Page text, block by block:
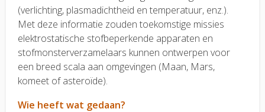
(verlichting, plasmadichtheid en temperatuur, enz.).
Met deze informatie zouden toekomstige missies
elektrostatische stofbeperkende apparaten en
stofmonsterverzamelaars kunnen ontwerpen voor
een breed scala aan omgevingen (Maan, Mars,
komeet of asteroïde).
Wie heeft wat gedaan?